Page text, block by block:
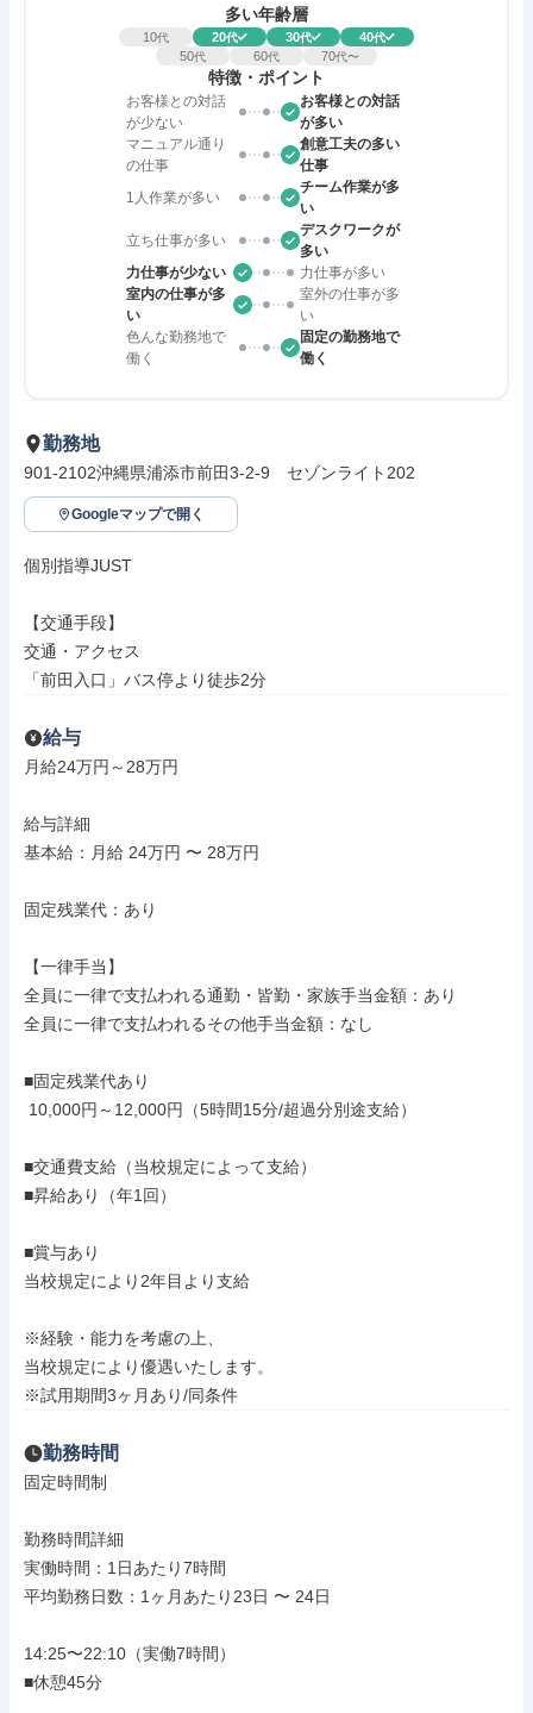
多い年齢層
10代 20代 30代 40代
50代 60代 70代〜
特徴・ポイント
お客様との対話
が少ない
お客様との対話
が多い
マニュアル通り
の仕事
創意工夫の多い
仕事
1人作業が多い
チーム作業が多
い
立ち仕事が多い
デスクワークが
多い
力仕事が少ない
力仕事が多い
室内の仕事が多
い
室外の仕事が多
い
色んな勤務地で
働く
固定の勤務地で
働く
勤務地
901-2102沖縄県浦添市前田3-2-9　セゾンライト202
Googleマップで開く
個別指導JUST
【交通手段】
交通・アクセス
「前田入口」バス停より徒歩2分
給与
月給24万円～28万円
給与詳細
基本給：月給 24万円 〜 28万円
固定残業代：あり
【一律手当】
全員に一律で支払われる通勤・皆勤・家族手当金額：あり
全員に一律で支払われるその他手当金額：なし
■固定残業代あり
■交通費支給（当校規定によって支給）
■昇給あり（年1回）
■賞与あり
当校規定により2年目より支給
※経験・能力を考慮の上、
当校規定により優遇いたします。
※試用期間3ヶ月あり/同条件
勤務時間
固定時間制
勤務時間詳細
実働時間：1日あたり7時間
平均勤務日数：1ヶ月あたり23日 〜 24日
14:25〜22:10（実働7時間）
■休憩45分